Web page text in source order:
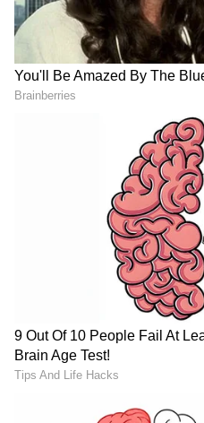
DOWNLOAD APP
, ಸೌಂದರ್ಯ,
ಫ್ಯಾಷನ್,ರೆಸಿಪಿ
ಏಷ್ಯಾನೆಟ್ ಸುವರ್ಣ
ಸಂಪೂರ್ಣ ಮಾಹಿತಿ ಒಂದೇ
ಸುವರ್ಣ ನ್ಯೂಸ್
ಹಾಗು ಎಲ್ಲಾ ಅಪ್‌ಡೇಟ್